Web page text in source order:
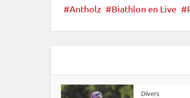
Antholz Biathlon en Live
Divers